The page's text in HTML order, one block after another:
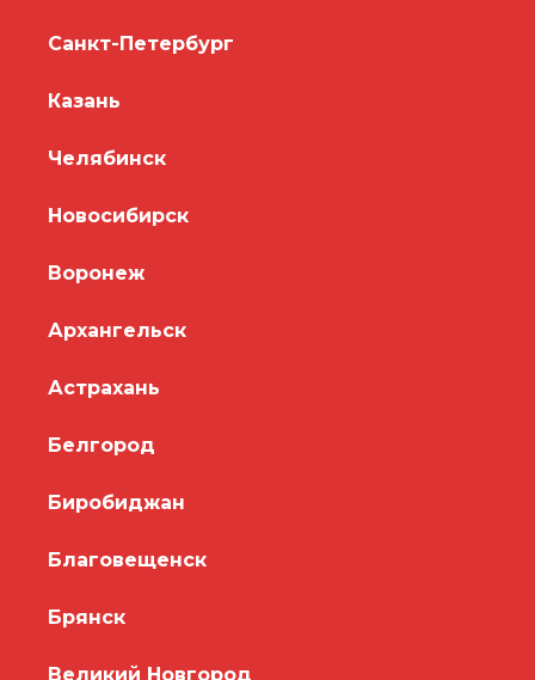
Санкт-Петербург
Казань
Челябинск
Новосибирск
Воронеж
Архангельск
Астрахань
Белгород
Биробиджан
Благовещенск
Брянск
Великий Новгород